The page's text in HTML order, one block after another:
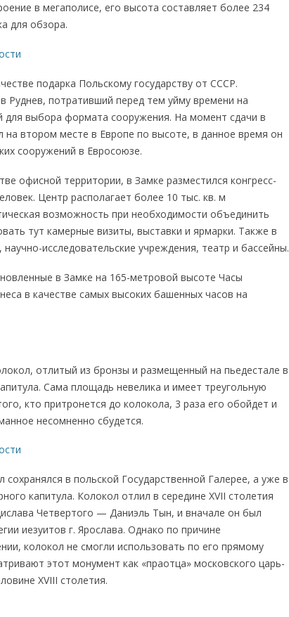
в мегаполисе, его высота составляет более 234
для обзора.
подарка Польскому государству от СССР.
Руднев, потративший перед тем уйму времени на
для выбора формата сооружения. На момент сдачи в
на втором месте в Европе по высоте, в данное время он
сооружений в Евросоюзе.
офисной территории, в Замке разместился конгресс-
Центр располагает более 10 тыс. кв. м
возможность при необходимости объединить
тут камерные визиты, выставки и ярмарки. Также в
исследовательские учреждения, театр и бассейны.
в Замке на 165-метровой высоте Часы
в качестве самых высоких башенных часов на
отлитый из бронзы и размещенный на пьедестале в
Сама площадь невелика и имеет треугольную
кто притронется до колокола, 3 раза его обойдет и
несомненно сбудется.
в польской Государственной Галерее, а уже в
капитула. Колокол отлил в середине XVII столетия
Четвертого — Даниэль Тын, и вначале он был
иезуитов г. Ярослава. Однако по причине
колокол не смогли использовать по его прямому
этот монумент как «праотца» московского царь-
XVIII столетия.